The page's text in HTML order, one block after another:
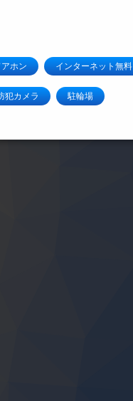
ホン インターネット無料
犯カメラ 駐輪場